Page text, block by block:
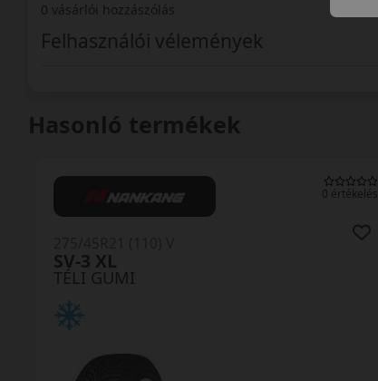
0 vásárlói hozzászólás
Felhasználói vélemények
Hasonló termékek
0 értékelés
TÉLI GUMI
SV-3 XL